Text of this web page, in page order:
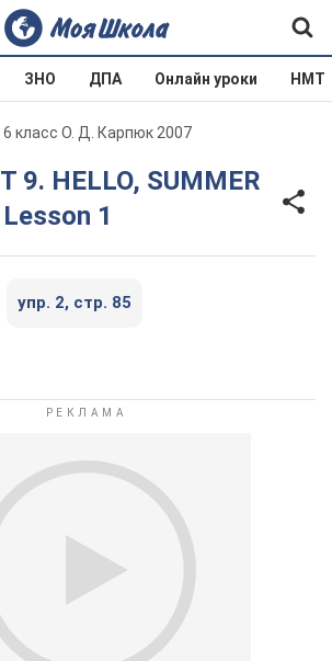
ЗНО ДПА Онлайн уроки НМТ
6 класс О. Д. Карпюк 2007
1
упр. 2, стр. 85